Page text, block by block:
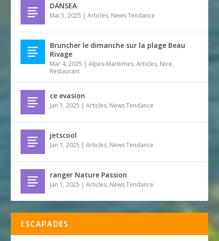
DANSEA
Mai 5, 2025 |Articles, News Tendance
Bruncher le dimanche sur la plage Beau
Rivage
Mar 4, 2025 |Alpes-Maritimes,Articles, Nice,
Restaurant
ce evasion
Jan 1, 2025 |Articles, News Tendance
jetscool
Jan 1, 2025 |Articles, News Tendance
ranger Nature Passion
Jan 1, 2025 |Articles, News Tendance
ESCAPADES